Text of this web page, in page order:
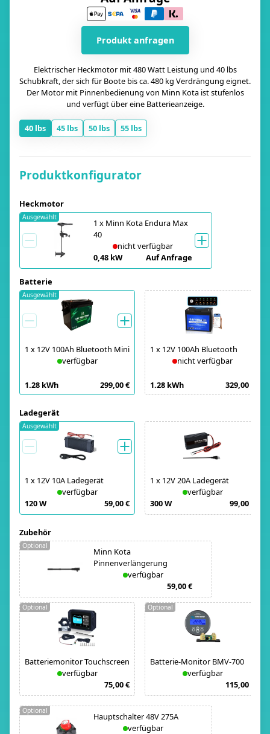
Produkt anfragen
Elektrischer Heckmotor mit 480 Watt Leistung und 40 lbs
Schubkraft, der sich für Boote bis ca. 480 kg Verdrängung eignet.
Der Motor mit Pinnenbedienung von Minn Kota ist stufenlos
und verfügt über eine Batterieanzeige.
40 lbs 45 lbs 50 lbs 55 lbs
Produktkonfigurator
Heckmotor
1 x Minn Kota Endura Max
40
nicht verfügbar
0,48 kW
Auf Anfrage
Ausgewählt
Batterie
1 x 12V 100Ah Bluetooth Mini
verfügbar
1.28 kWh 299,00 €
Ausgewählt
1 x 12V 100Ah Bluetooth
nicht verfügbar
1.28 kWh 329,00 €
Ladegerät
1 x 12V 10A Ladegerät
verfügbar
120 W
59,00 €
Ausgewählt
1 x 12V 20A Ladegerät
verfügbar
300 W
99,00 €
Zubehör
Minn Kota
Pinnenverlängerung
verfügbar
59,00 €
Optional
Batteriemonitor Touchscreen
verfügbar
75,00 €
Optional
Batterie-Monitor BMV-700
verfügbar
115,00 €
Optional
Hauptschalter 48V 275A
verfügbar
Optional